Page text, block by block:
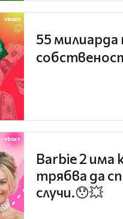
55 милиарда
Barbie 2 има
трябва да
случи.😯💥